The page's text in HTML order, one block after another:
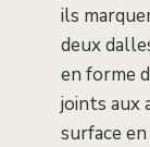
ils
deux
en forme
joints aux
surface